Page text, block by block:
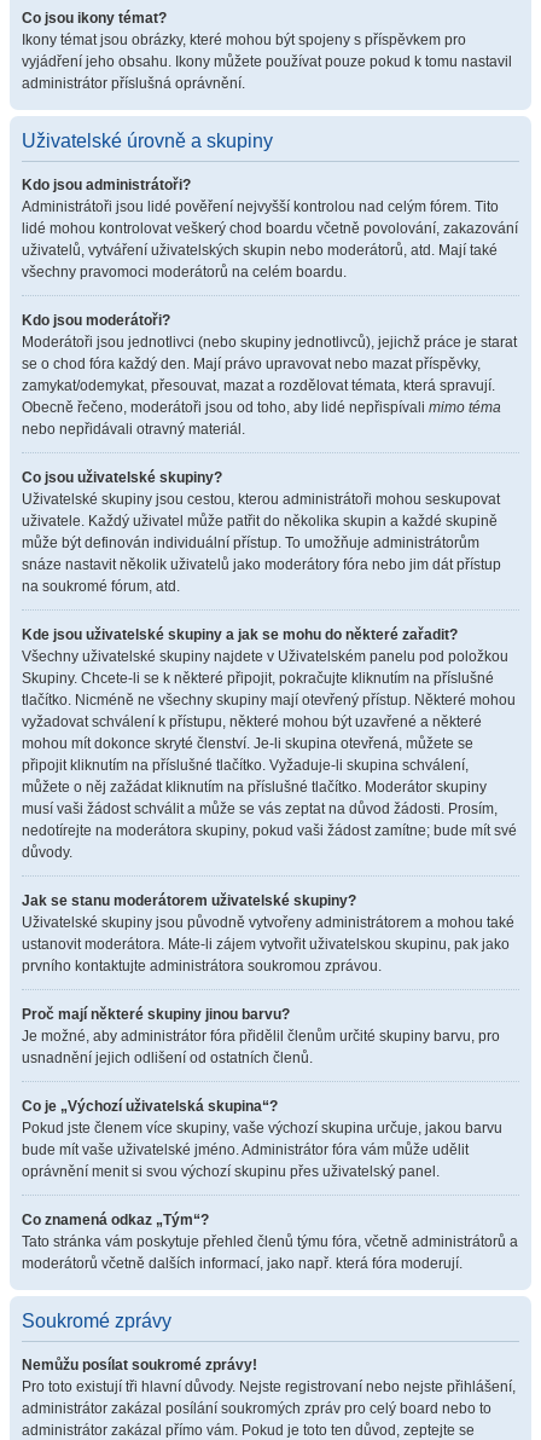
Co jsou ikony témat?
Ikony témat jsou obrázky, které mohou být spojeny s příspěvkem pro
vyjádření jeho obsahu. Ikony můžete používat pouze pokud k tomu nastavil
administrátor příslušná oprávnění.
Uživatelské úrovně a skupiny
Kdo jsou administrátoři?
Administrátoři jsou lidé pověření nejvyšší kontrolou nad celým fórem. Tito
lidé mohou kontrolovat veškerý chod boardu včetně povolování, zakazování
uživatelů, vytváření uživatelských skupin nebo moderátorů, atd. Mají také
všechny pravomoci moderátorů na celém boardu.
Kdo jsou moderátoři?
Moderátoři jsou jednotlivci (nebo skupiny jednotlivců), jejichž práce je starat
se o chod fóra každý den. Mají právo upravovat nebo mazat příspěvky,
zamykat/odemykat, přesouvat, mazat a rozdělovat témata, která spravují.
Obecně řečeno, moderátoři jsou od toho, aby lidé nepřispívali mimo téma
nebo nepřidávali otravný materiál.
Co jsou uživatelské skupiny?
Uživatelské skupiny jsou cestou, kterou administrátoři mohou seskupovat
uživatele. Každý uživatel může patřit do několika skupin a každé skupině
může být definován individuální přístup. To umožňuje administrátorům
snáze nastavit několik uživatelů jako moderátory fóra nebo jim dát přístup
na soukromé fórum, atd.
Kde jsou uživatelské skupiny a jak se mohu do některé zařadit?
Všechny uživatelské skupiny najdete v Uživatelském panelu pod položkou
Skupiny. Chcete-li se k některé připojit, pokračujte kliknutím na příslušné
tlačítko. Nicméně ne všechny skupiny mají otevřený přístup. Některé mohou
vyžadovat schválení k přístupu, některé mohou být uzavřené a některé
mohou mít dokonce skryté členství. Je-li skupina otevřená, můžete se
připojit kliknutím na příslušné tlačítko. Vyžaduje-li skupina schválení,
můžete o něj zažádat kliknutím na příslušné tlačítko. Moderátor skupiny
musí vaši žádost schválit a může se vás zeptat na důvod žádosti. Prosím,
nedotírejte na moderátora skupiny, pokud vaši žádost zamítne; bude mít své
důvody.
Jak se stanu moderátorem uživatelské skupiny?
Uživatelské skupiny jsou původně vytvořeny administrátorem a mohou také
ustanovit moderátora. Máte-li zájem vytvořit uživatelskou skupinu, pak jako
prvního kontaktujte administrátora soukromou zprávou.
Proč mají některé skupiny jinou barvu?
Je možné, aby administrátor fóra přidělil členům určité skupiny barvu, pro
usnadnění jejich odlišení od ostatních členů.
Co je „Výchozí uživatelská skupina“?
Pokud jste členem více skupiny, vaše výchozí skupina určuje, jakou barvu
bude mít vaše uživatelské jméno. Administrátor fóra vám může udělit
oprávnění menit si svou výchozí skupinu přes uživatelský panel.
Co znamená odkaz „Tým“?
Tato stránka vám poskytuje přehled členů týmu fóra, včetně administrátorů a
moderátorů včetně dalších informací, jako např. která fóra moderují.
Soukromé zprávy
Nemůžu posílat soukromé zprávy!
Pro toto existují tři hlavní důvody. Nejste registrovaní nebo nejste přihlášení,
administrátor zakázal posílání soukromých zpráv pro celý board nebo to
administrátor zakázal přímo vám. Pokud je toto ten důvod, zeptejte se